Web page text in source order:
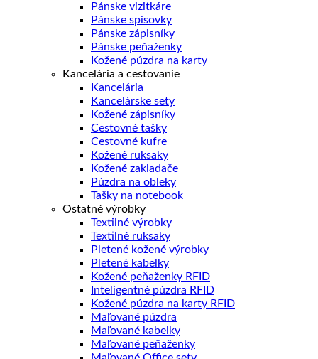
Pánske vizitkáre
Pánske spisovky
Pánske zápisníky
Pánske peňaženky
Kožené púzdra na karty
Kancelária a cestovanie
Kancelária
Kancelárske sety
Kožené zápisníky
Cestovné tašky
Cestovné kufre
Kožené ruksaky
Kožené zakladače
Púzdra na obleky
Tašky na notebook
Ostatné výrobky
Textilné výrobky
Textilné ruksaky
Pletené kožené výrobky
Pletené kabelky
Kožené peňaženky RFID
Inteligentné púzdra RFID
Kožené púzdra na karty RFID
Maľované púzdra
Maľované kabelky
Maľované peňaženky